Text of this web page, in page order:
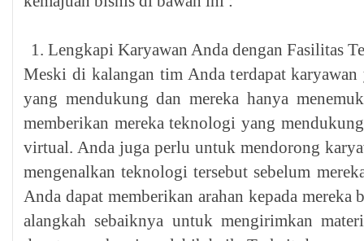
Lengkapi Karyawan Anda dengan Fasilitas
Meski di kalangan tim Anda terdapat
yang mendukung dan mereka hanya
memberikan mereka teknologi yang
virtual. Anda juga perlu untuk mendorong
mengenalkan teknologi tersebut sebelum
Anda dapat memberikan arahan kepada
alangkah sebaiknya untuk mengirimkan